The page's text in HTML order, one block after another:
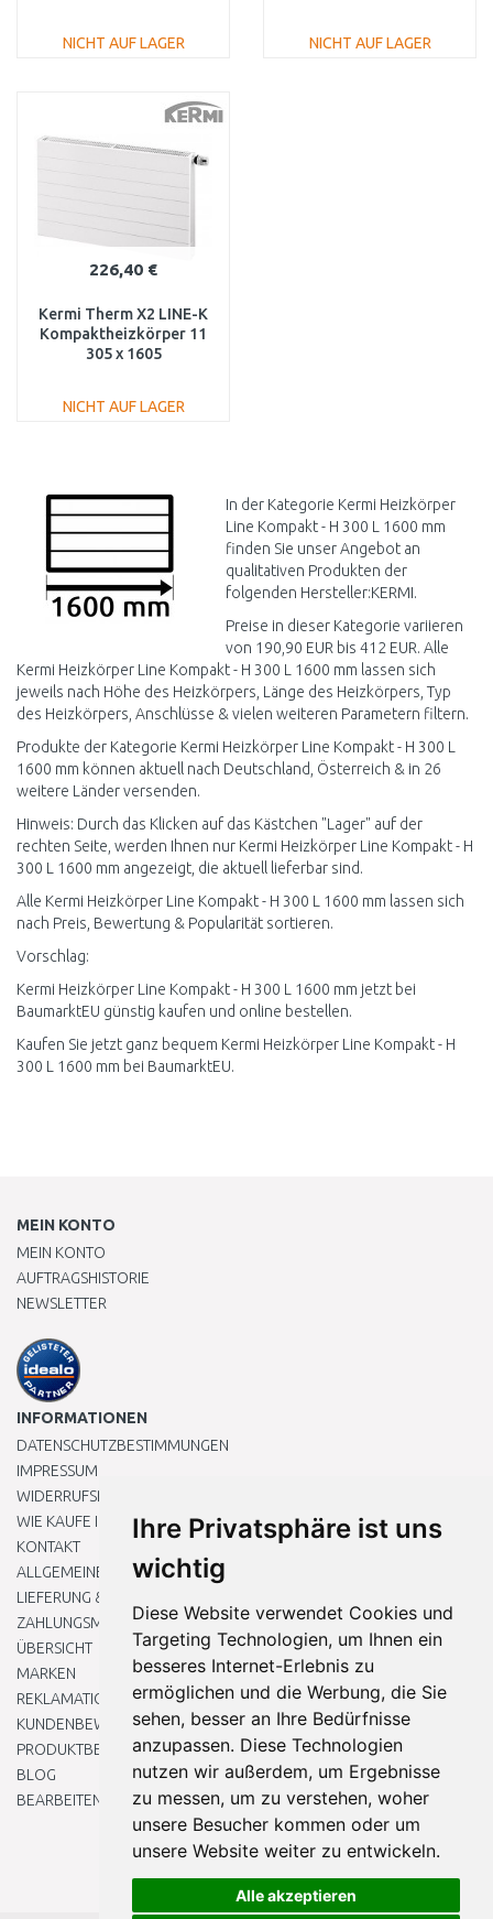
Ihre Privatsphäre ist uns
wichtig
Diese Website verwendet Cookies und
Targeting Technologien, um Ihnen ein
besseres Internet-Erlebnis zu
ermöglichen und die Werbung, die Sie
sehen, besser an Ihre Bedürfnisse
anzupassen. Diese Technologien
nutzen wir außerdem, um Ergebnisse
zu messen, um zu verstehen, woher
unsere Besucher kommen oder um
unsere Website weiter zu entwickeln.
Alle akzeptieren
NICHT AUF LAGER
NICHT AUF LAGER
226,40 €
Kermi Therm X2 LINE-K
Kompaktheizkörper 11
305 x 1605
NICHT AUF LAGER
Vergleichen
In der Kategorie Kermi Heizkörper
Line Kompakt - H 300 L 1600 mm
finden Sie unser Angebot an
qualitativen Produkten der
folgenden Hersteller:KERMI.
Preise in dieser Kategorie variieren
von 190,90 EUR bis 412 EUR. Alle
Kermi Heizkörper Line Kompakt - H 300 L 1600 mm lassen sich
jeweils nach Höhe des Heizkörpers, Länge des Heizkörpers, Typ
des Heizkörpers, Anschlüsse & vielen weiteren Parametern filtern.
Produkte der Kategorie Kermi Heizkörper Line Kompakt - H 300 L
1600 mm können aktuell nach Deutschland, Österreich & in 26
weitere Länder versenden.
Hinweis: Durch das Klicken auf das Kästchen "Lager" auf der
rechten Seite, werden Ihnen nur Kermi Heizkörper Line Kompakt - H
300 L 1600 mm angezeigt, die aktuell lieferbar sind.
Alle Kermi Heizkörper Line Kompakt - H 300 L 1600 mm lassen sich
nach Preis, Bewertung & Popularität sortieren.
Vorschlag:
Kermi Heizkörper Line Kompakt - H 300 L 1600 mm jetzt bei
BaumarktEU günstig kaufen und online bestellen.
Kaufen Sie jetzt ganz bequem Kermi Heizkörper Line Kompakt - H
300 L 1600 mm bei BaumarktEU.
MEIN KONTO
MEIN KONTO
AUFTRAGSHISTORIE
NEWSLETTER
INFORMATIONEN
DATENSCHUTZBESTIMMUNGEN
IMPRESSUM
WIDERRUFSRECHT
WIE KAUFE ICH EIN?
KONTAKT
ALLGEMEINEN GESCHÄFTSBEDINGUNGEN
LIEFERUNG & ZAHLUNG
ZAHLUNGSMETHODEN
ÜBERSICHT
MARKEN
REKLAMATIONEN UND RETOUREN
KUNDENBEWERTUNG
PRODUKTBEWERTUNG
BLOG
BEARBEITEN SIE MEINE COOKIE-EINSTELLUNGEN